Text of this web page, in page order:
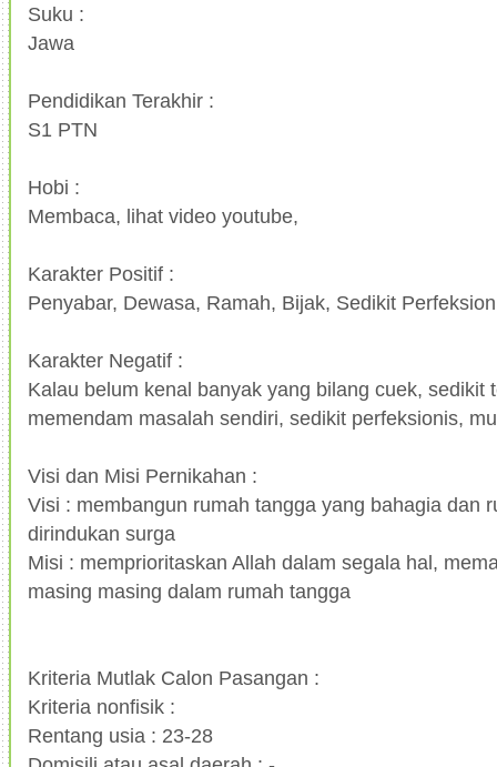
Suku :
Jawa
Pendidikan Terakhir :
S1 PTN
Hobi :
Membaca, lihat video youtube,
Karakter Positif :
Penyabar, Dewasa, Ramah, Bijak, Sedikit
Karakter Negatif :
Kalau belum kenal banyak yang bilang cuek, sedikit
memendam masalah sendiri, sedikit perfeksionis,
Visi dan Misi Pernikahan :
Visi : membangun rumah tangga yang bahagia dan
dirindukan surga
Misi : memprioritaskan Allah dalam segala hal,
masing masing dalam rumah tangga
Kriteria Mutlak Calon Pasangan :
Kriteria nonfisik :
Rentang usia : 23-28